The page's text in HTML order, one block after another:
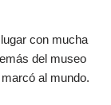
con mucha
del museo
al mundo.